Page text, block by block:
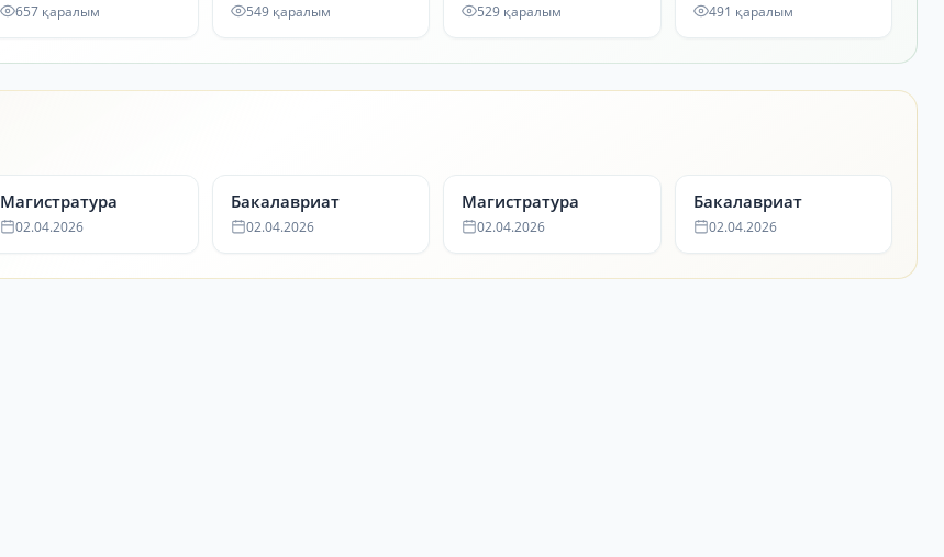
657 қаралым 549 қаралым 529 қаралым 491 қаралым
Магистратура
02.04.2026
Бакалавриат
02.04.2026
Магистратура
02.04.2026
Бакалавриат
02.04.2026